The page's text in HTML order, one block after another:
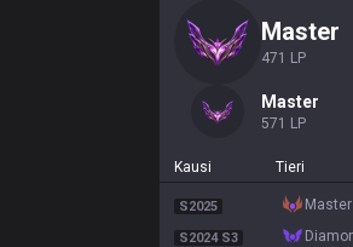
master
471 LP
master
571 LP
Kausi Tieri
S2025 master
S2024 S3